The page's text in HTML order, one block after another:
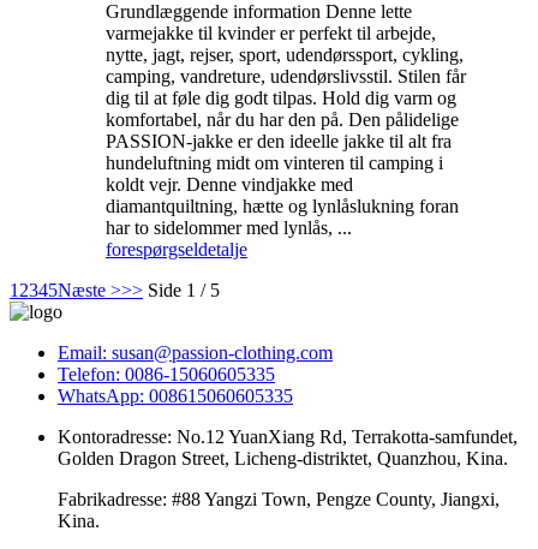
Grundlæggende information Denne lette
varmejakke til kvinder er perfekt til arbejde,
nytte, jagt, rejser, sport, udendørssport, cykling,
camping, vandreture, udendørslivsstil. Stilen får
dig til at føle dig godt tilpas. Hold dig varm og
komfortabel, når du har den på. Den pålidelige
PASSION-jakke er den ideelle jakke til alt fra
hundeluftning midt om vinteren til camping i
koldt vejr. Denne vindjakke med
diamantquiltning, hætte og lynlåslukning foran
har to sidelommer med lynlås, ...
forespørgseldetalje
1 2345Næste >>> Side 1 / 5
Email: susan@passion-clothing.com
Telefon: 0086-15060605335
WhatsApp: 008615060605335
Kontoradresse: No.12 YuanXiang Rd, Terrakotta-samfundet,
Golden Dragon Street, Licheng-distriktet, Quanzhou, Kina.
Fabrikadresse: #88 Yangzi Town, Pengze County, Jiangxi,
Kina.